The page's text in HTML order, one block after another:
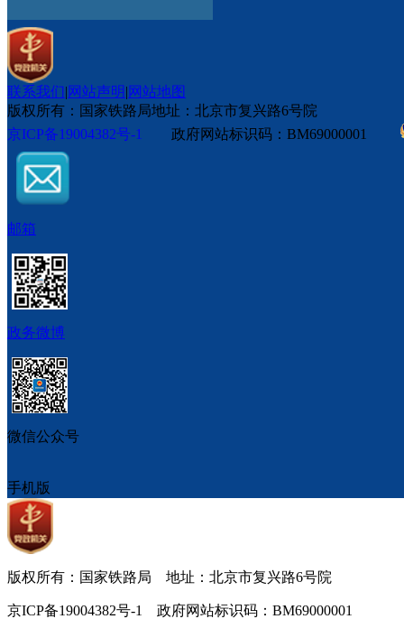
联系我们|网站声明|网站地图
版权所有：国家铁路局地址：北京市复兴路6号院
京ICP备19004382号-1
政府网站标识码：BM69000001
邮箱
政务微博
微信公众号
手机版
版权所有：国家铁路局 地址：北京市复兴路6号院
京ICP备19004382号-1 政府网站标识码：BM69000001